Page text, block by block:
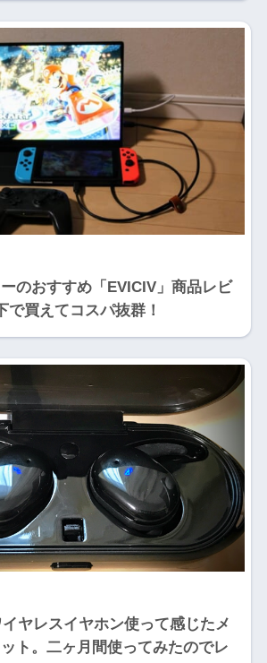
のおすすめ「EVICIV」商品レビ
で買えてコスパ抜群！
ヤレスイヤホン使って感じたメ
ト。二ヶ月間使ってみたのでレ